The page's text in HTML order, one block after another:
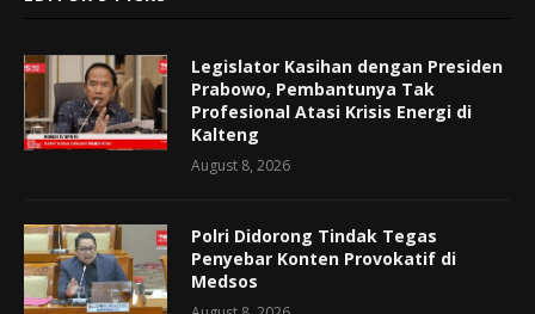
Legislator Kasihan dengan Presiden
Prabowo, Pembantunya Tak
Profesional Atasi Krisis Energi di
Kalteng
August 8, 2026
Polri Didorong Tindak Tegas
Penyebar Konten Provokatif di
Medsos